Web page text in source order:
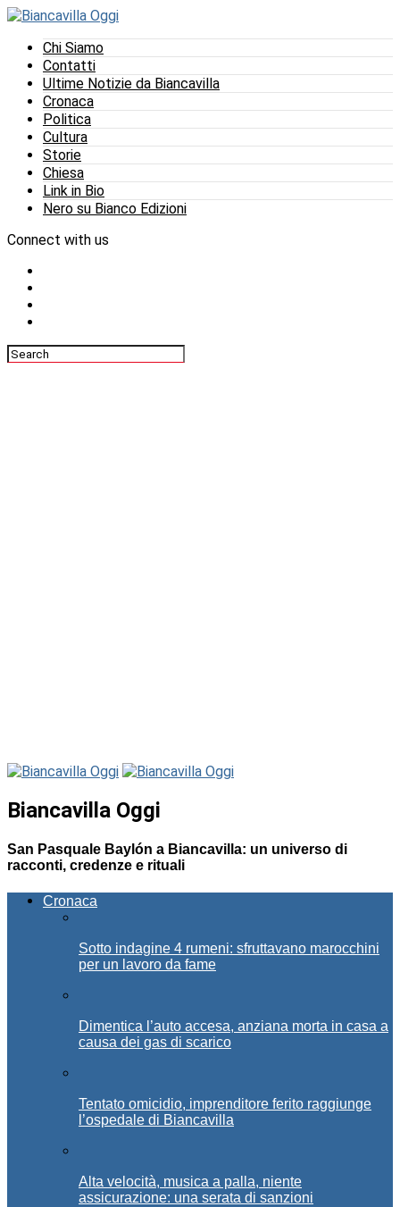
Chi Siamo
Contatti
Ultime Notizie da Biancavilla
Cronaca
Politica
Cultura
Storie
Chiesa
Link in Bio
Nero su Bianco Edizioni
Connect with us
Biancavilla Oggi
San Pasquale Baylón a Biancavilla: un universo di
racconti, credenze e rituali
Cronaca
Sotto indagine 4 rumeni: sfruttavano marocchini
per un lavoro da fame
Dimentica l’auto accesa, anziana morta in casa a
causa dei gas di scarico
Tentato omicidio, imprenditore ferito raggiunge
l’ospedale di Biancavilla
Alta velocità, musica a palla, niente
assicurazione: una serata di sanzioni